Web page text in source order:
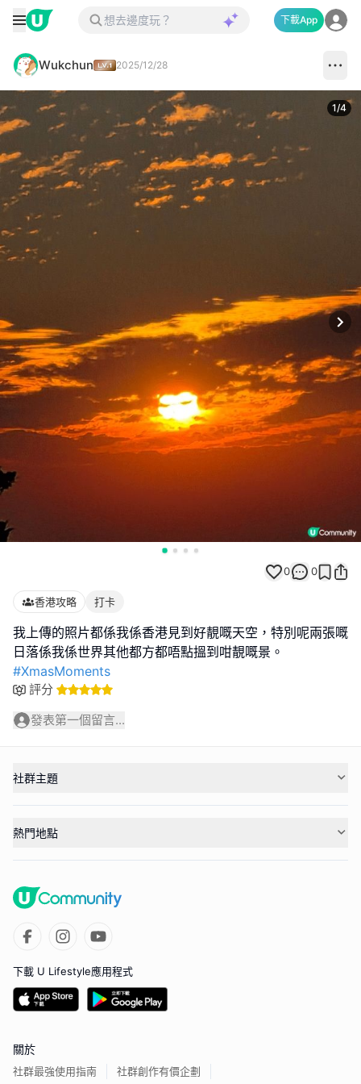
下載App
Wukchun 2025/12/28
1/4
0 0
香港攻略 打卡
我上傳的照片都係我係香港見到好靚嘅天空，特別呢兩張嘅
#XmasMoments
評分
發表第一個留言...
社群主題
熱門地點
下載 U Lifestyle應用程式
關於
社群最強使用指南 社群創作有價企劃